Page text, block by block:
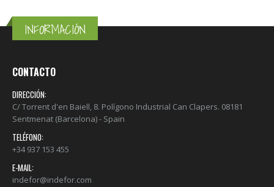
INFORMACIÓN
CONTACTO
DIRECCIÓN:
C/ Torrent d'en Baiell, 8. Polígono Industrial Can Clapers. 08181
Sentmenat (Barcelona) - Spain
TELÉFONO:
+34 937 153 455
E-MAIL:
indefor@indefor.com